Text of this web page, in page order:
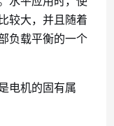
较大，并且随着
负载平衡的一个
电机的固有属